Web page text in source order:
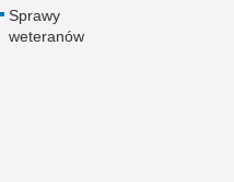
Nietrzeźwi kierujący
Nietrzeźwi opiekunowie
Sprawy
weteranów